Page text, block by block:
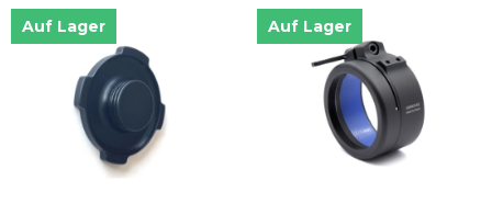
Auf Lager Auf Lager